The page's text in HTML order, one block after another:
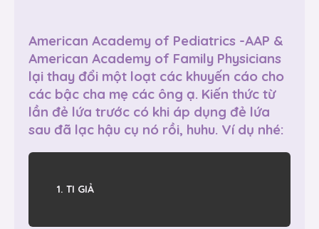
American Academy of Pediatrics -AAP &
American Academy of Family Physicians
lại thay đổi một loạt các khuyến cáo cho
các bậc cha mẹ các ông ạ. Kiến thức từ
lần đẻ lứa trước có khi áp dụng đẻ lứa
sau đã lạc hậu cụ nó rồi, huhu. Ví dụ nhé:
1. TI GIẢ